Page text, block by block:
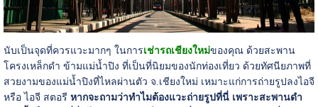
นับเป็นจุดที่ควรแวะมากๆ ในการเช่ารถเชียงใหม่ของคุณ ด้วยสะพาน
โครงเหล็กดำ ข้ามแม่น้ำปิง ที่เป็นที่นิยมของนักท่องเที่ยว ด้วยทัศนียภาพที่
สวยงามของแม่น้ำปิงที่ไหลผ่านตัว จ.เชียงใหม่ เหมาะแก่การถ่ายรูปลงไอจี
หรือ ไอจี สตอรี หากจะถามว่าทำไมต้องแวะถ่ายรูปที่นี่ เพราะสะพานดำ